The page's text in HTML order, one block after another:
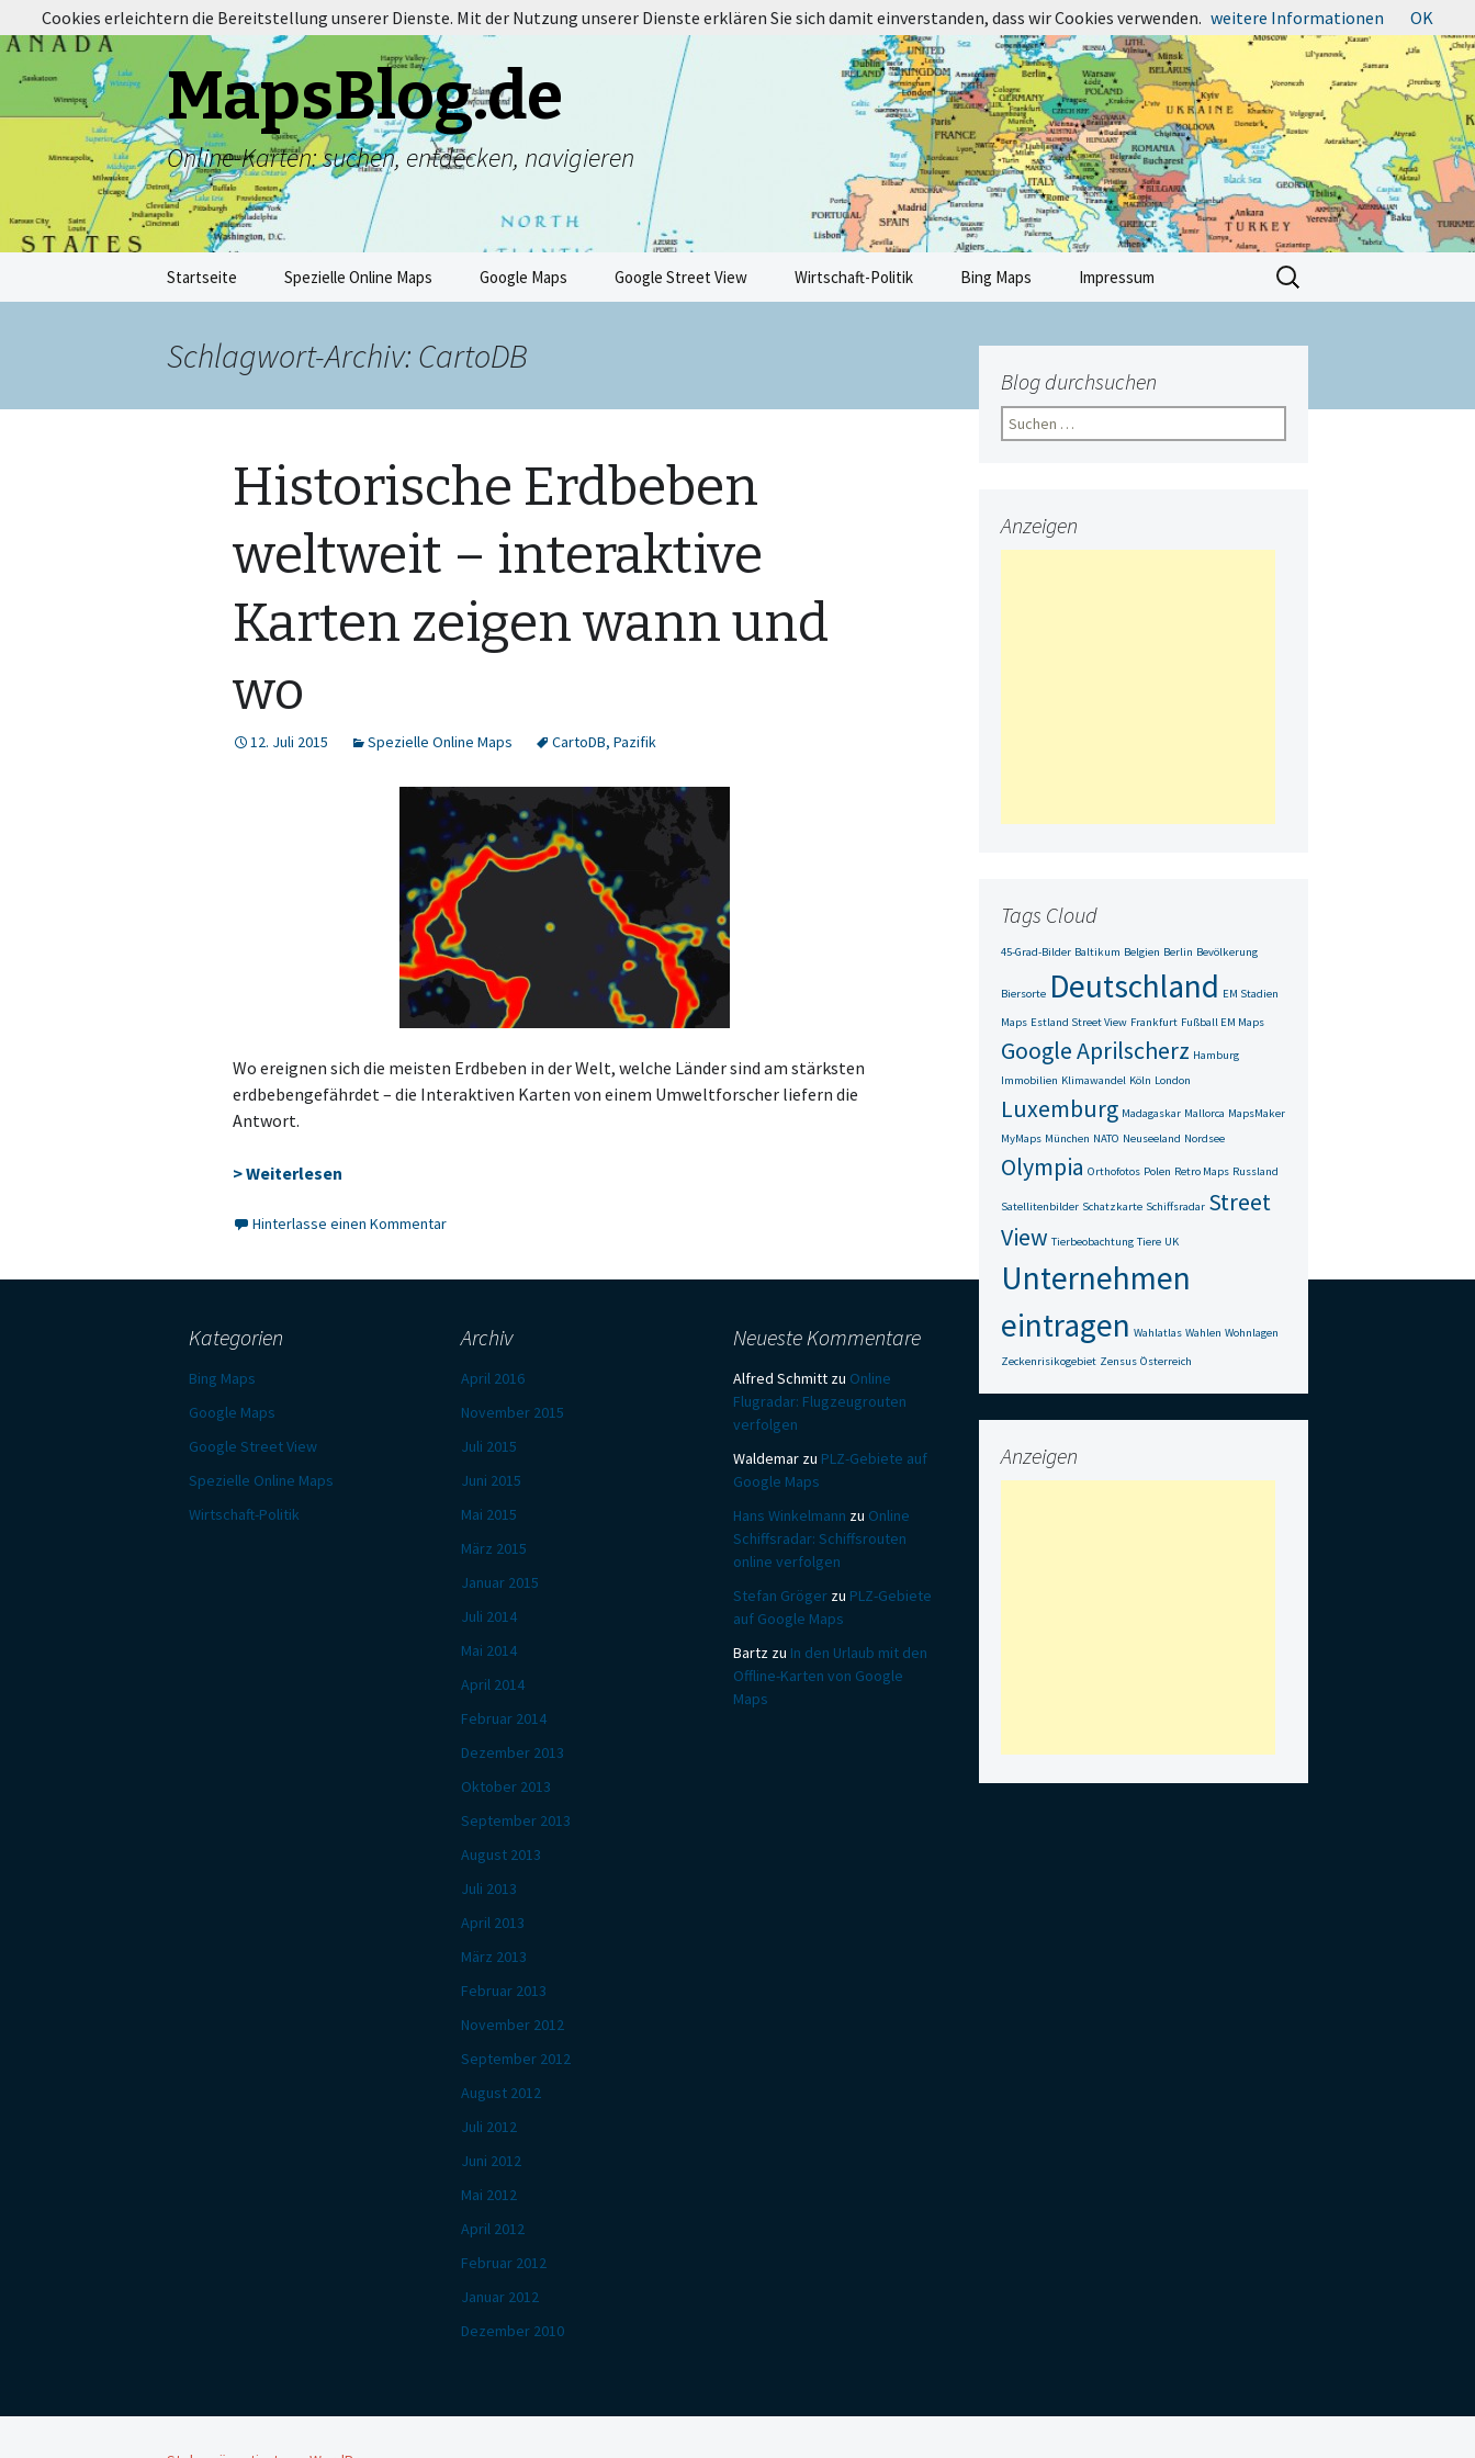
MapsBlog.de
Online-Karten: suchen, entdecken, navigieren
Startseite Spezielle Online Maps Google Maps Google Street View Wirtschaft-Politik Bing Maps Impressum
Suchen
nach:
Schlagwort-Archiv: CartoDB
Historische Erdbeben
weltweit – interaktive
Karten zeigen wann und
wo
12. Juli 2015 Spezielle Online Maps CartoDB, Pazifik
Wo ereignen sich die meisten Erdbeben in der Welt, welche Länder sind am stärksten
erdbebengefährdet – die Interaktiven Karten von einem Umweltforscher liefern die
Antwort.
> Weiterlesen
Hinterlasse einen Kommentar
Blog durchsuchen
Suchen
nach:
Anzeigen
Tags Cloud
45-Grad-Bilder Baltikum Belgien Berlin Bevölkerung
Biersorte Deutschland EM Stadien
Maps Estland Street View Frankfurt Fußball EM Maps
Google Aprilscherz Hamburg
Immobilien Klimawandel Köln London
Luxemburg Madagaskar Mallorca MapsMaker
MyMaps München NATO Neuseeland Nordsee
Olympia Orthofotos Polen Retro Maps Russland
Satellitenbilder Schatzkarte Schiffsradar Street
View Tierbeobachtung Tiere UK
Unternehmen
eintragen Wahlatlas Wahlen Wohnlagen
Zeckenrisikogebiet Zensus Österreich
Anzeigen
Kategorien
Bing Maps
Google Maps
Google Street View
Spezielle Online Maps
Wirtschaft-Politik
Archiv
April 2016
November 2015
Juli 2015
Juni 2015
Mai 2015
März 2015
Januar 2015
Juli 2014
Mai 2014
April 2014
Februar 2014
Dezember 2013
Oktober 2013
September 2013
August 2013
Juli 2013
April 2013
März 2013
Februar 2013
November 2012
September 2012
August 2012
Juli 2012
Juni 2012
Mai 2012
April 2012
Februar 2012
Januar 2012
Dezember 2010
Neueste Kommentare
Alfred Schmitt zu Online
Flugradar: Flugzeugrouten
verfolgen
Waldemar zu PLZ-Gebiete auf
Google Maps
Hans Winkelmann zu Online
Schiffsradar: Schiffsrouten
online verfolgen
Stefan Gröger zu PLZ-Gebiete
auf Google Maps
Bartz zu In den Urlaub mit den
Offline-Karten von Google
Maps
Cookies erleichtern die Bereitstellung unserer Dienste. Mit der Nutzung unserer Dienste erklären Sie sich damit einverstanden, dass wir Cookies verwenden. weitere Informationen OK